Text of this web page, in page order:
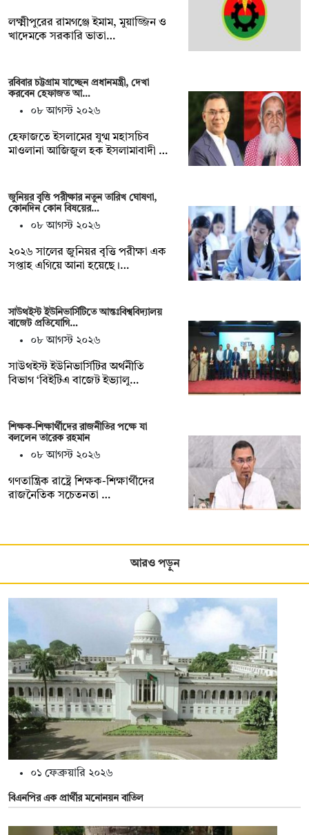
লক্ষ্মীপুরের রামগঞ্জে ইমাম, মুয়াজ্জিন ও
খাদেমকে সরকারি ভাতা…
রবিবার চট্টগ্রাম যাচ্ছেন প্রধানমন্ত্রী, দেখা
করবেন হেফাজত আ…
০৮ আগস্ট ২০২৬
হেফাজতে ইসলামের যুগ্ম মহাসচিব
মাওলানা আজিজুল হক ইসলামাবাদী …
জুনিয়র বৃৃত্তি পরীক্ষার নতুন তারিখ ঘোষণা,
কোনদিন কোন বিষয়ের…
০৮ আগস্ট ২০২৬
২০২৬ সালের জুনিয়র বৃত্তি পরীক্ষা এক
সপ্তাহ এগিয়ে আনা হয়েছে।…
সাউথইস্ট ইউনিভার্সিটিতে আন্তঃবিশ্ববিদ্যালয়
বাজেট প্রতিযোগি…
০৮ আগস্ট ২০২৬
সাউথইস্ট ইউনিভার্সিটির অর্থনীতি
বিভাগ ‘বিইটিএ বাজেট ইভ্যালু…
শিক্ষক-শিক্ষার্থীদের রাজনীতির পক্ষে যা
বললেন তারেক রহমান
০৮ আগস্ট ২০২৬
গণতান্ত্রিক রাষ্ট্রে শিক্ষক-শিক্ষার্থীদের
রাজনৈতিক সচেতনতা …
আরও পড়ুন
০১ ফেব্রুয়ারি ২০২৬
বিএনপির এক প্রার্থীর মনোনয়ন বাতিল